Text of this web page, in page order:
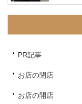
PR記事
お店の閉店
お店の開店